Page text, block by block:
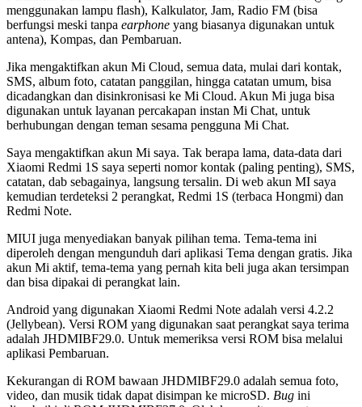
menggunakan lampu flash), Kalkulator, Jam, Radio FM (bisa
berfungsi meski tanpa earphone yang biasanya digunakan untuk
antena), Kompas, dan Pembaruan.
Jika mengaktifkan akun Mi Cloud, semua data, mulai dari kontak,
SMS, album foto, catatan panggilan, hingga catatan umum, bisa
dicadangkan dan disinkronisasi ke Mi Cloud. Akun Mi juga bisa
digunakan untuk layanan percakapan instan Mi Chat, untuk
berhubungan dengan teman sesama pengguna Mi Chat.
Saya mengaktifkan akun Mi saya. Tak berapa lama, data-data dari
Xiaomi Redmi 1S saya seperti nomor kontak (paling penting), SMS,
catatan, dab sebagainya, langsung tersalin. Di web akun MI saya
kemudian terdeteksi 2 perangkat, Redmi 1S (terbaca Hongmi) dan
Redmi Note.
MIUI juga menyediakan banyak pilihan tema. Tema-tema ini
diperoleh dengan mengunduh dari aplikasi Tema dengan gratis. Jika
akun Mi aktif, tema-tema yang pernah kita beli juga akan tersimpan
dan bisa dipakai di perangkat lain.
Android yang digunakan Xiaomi Redmi Note adalah versi 4.2.2
(Jellybean). Versi ROM yang digunakan saat perangkat saya terima
adalah JHDMIBF29.0. Untuk memeriksa versi ROM bisa melalui
aplikasi Pembaruan.
Kekurangan di ROM bawaan JHDMIBF29.0 adalah semua foto,
video, dan musik tidak dapat disimpan ke microSD. Bug ini